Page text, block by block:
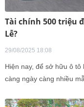
Tài chính 500 triệu
Lễ?
29/08/2025 18:08
Hiện nay, để sở hữu ô
càng ngày càng nhiều
phân khúc khác nhau,